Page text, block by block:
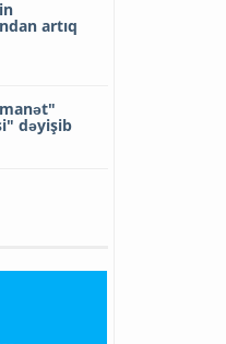
artıq
dəyişib